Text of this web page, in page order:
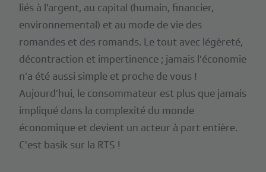
liés à l'argent, au capital (humain, financier,
environnemental) et au mode de vie des
romandes et des romands. Le tout avec légèreté,
décontraction et impertinence ; jamais l’économie
n’a été aussi simple et proche de vous !
Aujourd’hui, le consommateur est plus que jamais
impliqué dans la complexité du monde
économique et devient un acteur à part entière.
C’est basik sur la RTS !